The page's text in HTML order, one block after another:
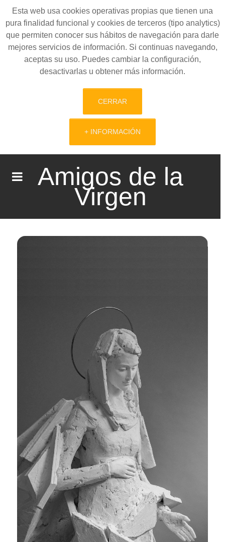
Esta web usa cookies operativas propias que tienen una
pura finalidad funcional y cookies de terceros (tipo analytics)
que permiten conocer sus hábitos de navegación para darle
mejores servicios de información. Si continuas navegando,
aceptas su uso. Puedes cambiar la configuración,
desactivarlas u obtener más información.
CERRAR
+ INFORMACIÓN
Amigos de la
Virgen